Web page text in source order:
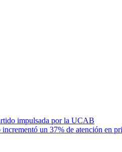
impulsada por la UCAB
un 37% de atención en